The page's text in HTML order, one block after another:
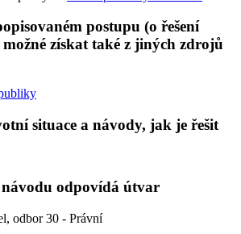
postupu (o řešení
získat také z jiných zdrojů
situace a návody, jak je řešit
odpovídá útvar
odbor 30 - Právní